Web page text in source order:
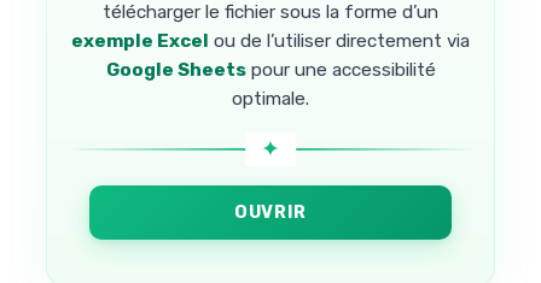
télécharger le fichier sous la forme d’un
exemple Excel ou de l’utiliser directement via
Google Sheetspour une accessibilité
optimale.
OUVRIR